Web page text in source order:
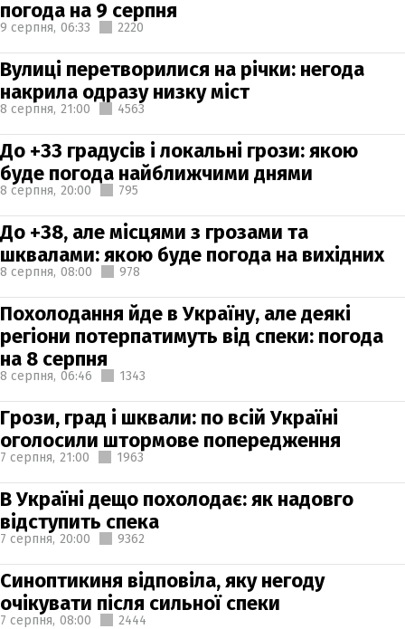
погода на 9 серпня
9 серпня, 06:33 2220
Вулиці перетворилися на річки: негода
накрила одразу низку міст
8 серпня, 21:00 4563
До +33 градусів і локальні грози: якою
буде погода найближчими днями
8 серпня, 20:00 795
До +38, але місцями з грозами та
шквалами: якою буде погода на вихідних
8 серпня, 08:00 978
Похолодання йде в Україну, але деякі
регіони потерпатимуть від спеки: погода
на 8 серпня
8 серпня, 06:46 1343
Грози, град і шквали: по всій Україні
оголосили штормове попередження
7 серпня, 21:00 1963
В Україні дещо похолодає: як надовго
відступить спека
7 серпня, 20:00 9362
Синоптикиня відповіла, яку негоду
очікувати після сильної спеки
7 серпня, 08:00 2444